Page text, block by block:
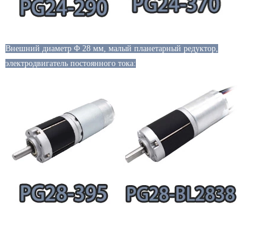
Внешний диаметр Φ 28 мм, малый планетарный редуктор,
электродвигатель постоянного тока: